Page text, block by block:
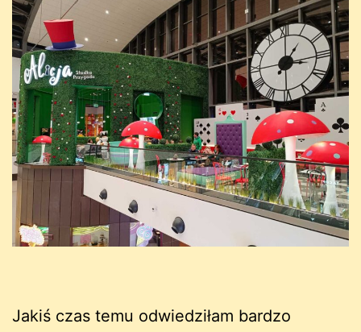
Jakiś czas temu odwiedziłam bardzo